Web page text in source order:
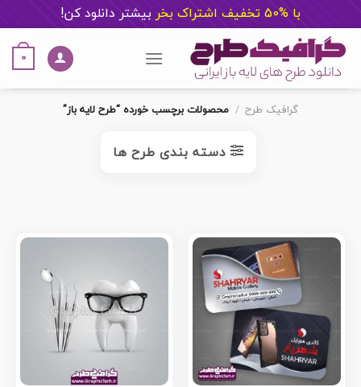
با %50 تخفیف اشتراک بخر بیشتر دانلود کن!
content
0
گرافیک طرح / محصولات برچسب خورده “طرح لایه باز”
دسته بندی طرح ها